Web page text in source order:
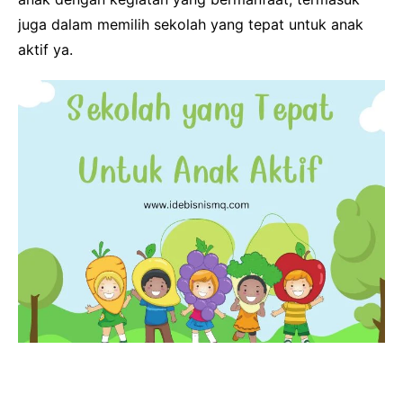
juga dalam memilih sekolah yang tepat untuk anak
aktif ya.